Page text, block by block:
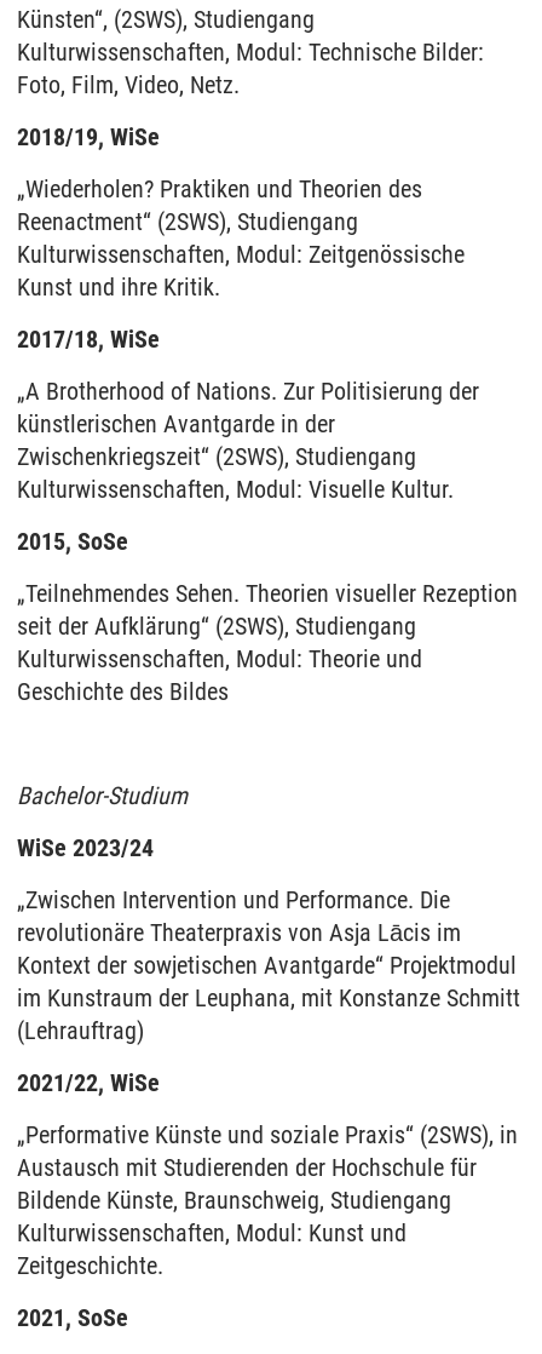
Künsten“, (2SWS), Studiengang
Kulturwissenschaften, Modul: Technische Bilder:
Foto, Film, Video, Netz.
2018/19, WiSe
„Wiederholen? Praktiken und Theorien des
Reenactment“ (2SWS), Studiengang
Kulturwissenschaften, Modul: Zeitgenössische
Kunst und ihre Kritik.
2017/18, WiSe
„A Brotherhood of Nations. Zur Politisierung der
künstlerischen Avantgarde in der
Zwischenkriegszeit“ (2SWS), Studiengang
Kulturwissenschaften, Modul: Visuelle Kultur.
2015, SoSe
„Teilnehmendes Sehen. Theorien visueller Rezeption
seit der Aufklärung“ (2SWS), Studiengang
Kulturwissenschaften, Modul: Theorie und
Geschichte des Bildes
Bachelor-Studium
WiSe 2023/24
„Zwischen Intervention und Performance. Die
revolutionäre Theaterpraxis von Asja Lācis im
Kontext der sowjetischen Avantgarde“ Projektmodul
im Kunstraum der Leuphana, mit Konstanze Schmitt
(Lehrauftrag)
2021/22, WiSe
„Performative Künste und soziale Praxis“ (2SWS), in
Austausch mit Studierenden der Hochschule für
Bildende Künste, Braunschweig, Studiengang
Kulturwissenschaften, Modul: Kunst und
Zeitgeschichte.
2021, SoSe